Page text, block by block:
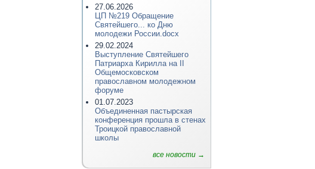
27.06.2026
ЦП №219 Обращение
Святейшего... ко Дню
молодежи России.docx
29.02.2024
Выступление Святейшего
Патриарха Кирилла на II
Общемосковском
православном молодежном
форуме
01.07.2023
Объединенная пастырская
конференция прошла в стенах
Троицкой православной
школы
все новости →